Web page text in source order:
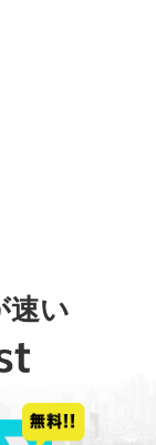
速い